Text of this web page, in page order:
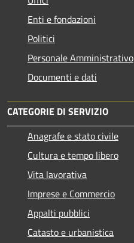
Enti e fondazioni
Politici
Personale Amministrativo
Documenti e dati
CATEGORIE DI SERVIZIO
Anagrafe e stato civile
Cultura e tempo libero
Vita lavorativa
Imprese e Commercio
Appalti pubblici
Catasto e urbanistica